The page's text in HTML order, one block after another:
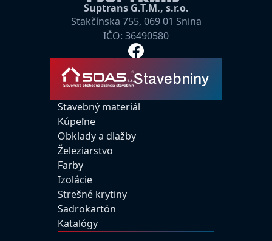
Suptrans G.T.M., s.r.o.
Stakčínska 755, 069 01 Snina
IČO: 36490580
Stavebniny
Stavebný materiál
Kúpeľne
Obklady a dlažby
Železiarstvo
Farby
Izolácie
Strešné krytiny
Sadrokartón
Katalógy